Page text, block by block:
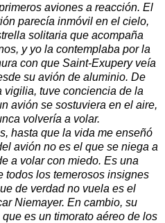
aviones a reacción. El
parecía inmóvil en el cielo,
solitaria que acompaña
y yo la contemplaba por la
con que Saint-Exupery veía
su avión de aluminio. De
vigilia, tuve conciencia de la
avión se sostuviera en el aire,
volvería a volar.
hasta que la vida me enseñó
avión no es el que se niega a
a volar con miedo. Es una
todos los temerosos insignes
de verdad no vuela es el
Niemayer. En cambio, su
es un timorato aéreo de los